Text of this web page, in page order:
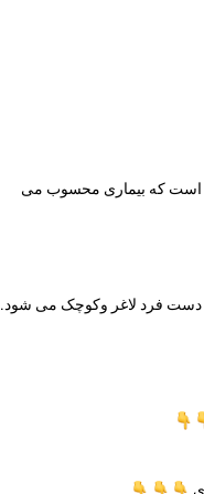
است که بیماری محسوب می
دست فرد لاغر وکوچک می شود.